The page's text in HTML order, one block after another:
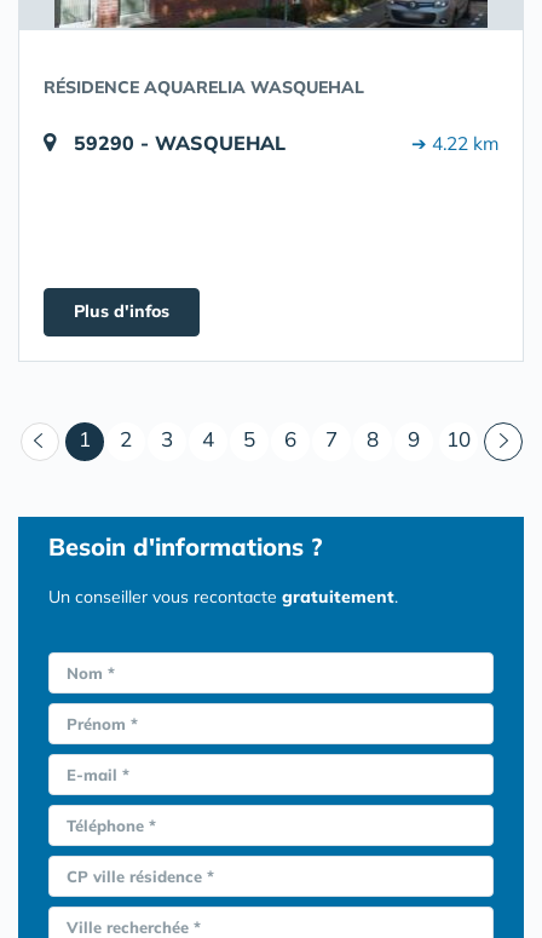
RÉSIDENCE AQUARELIA WASQUEHAL
59290 - WASQUEHAL ➔ 4.22 km
Plus d'infos
1 (courant)
2 3 4 5 6 7 8 9 10
Besoin d'informations ?
Un conseiller vous recontacte gratuitement.
Nom *
Prénom *
E-mail *
Téléphone *
CP ville résidence *
Ville recherchée *